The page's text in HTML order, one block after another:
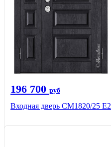
196 700 руб
Входная дверь СМ1820/25 Е2